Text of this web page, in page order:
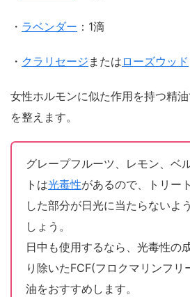
・ ラベンダー ：1滴
・ クラリセージ または ローズウッド
女性ホルモンに似た作用を持つ精
を整えます。
グレープフルーツ、レモン、ベ
トは光毒性があるので、トリー
した部分が日光に当たらないよ
しょう。
日中も使用するなら、光毒性の
り除いたFCF(フロクマリンフリ
油をおすすめします。